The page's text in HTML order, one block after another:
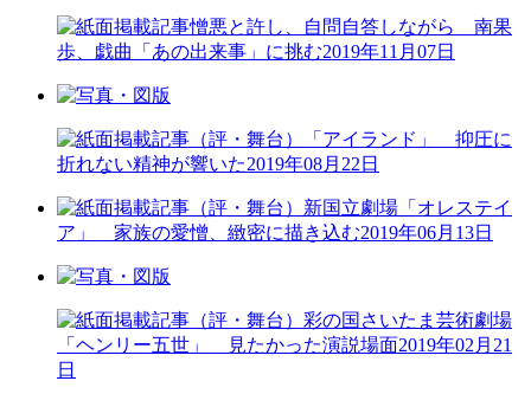
憎悪と許し、自問自答しながら 南果
歩、戯曲「あの出来事」に挑む2019年11月07日
（評・舞台）「アイランド」 抑圧に
折れない精神が響いた2019年08月22日
（評・舞台）新国立劇場「オレステイ
ア」 家族の愛憎、緻密に描き込む2019年06月13日
（評・舞台）彩の国さいたま芸術劇場
「ヘンリー五世」 見たかった演説場面2019年02月21
日